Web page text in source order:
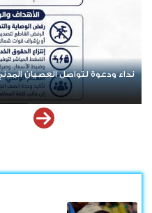
نداء ودعوة لتواصل العصيان